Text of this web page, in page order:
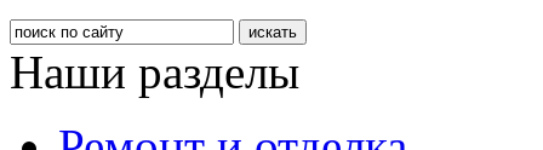
Наши разделы